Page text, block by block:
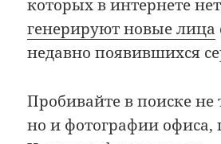
которых в интернете
генерируют новые лица
недавно появившихся
Пробивайте в поиске не
но и фотографии офиса,